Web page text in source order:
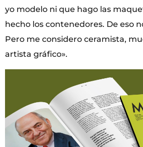
yo modelo ni que hago las
hecho los contenedores. De eso
Pero me considero ceramista,
artista gráfico».